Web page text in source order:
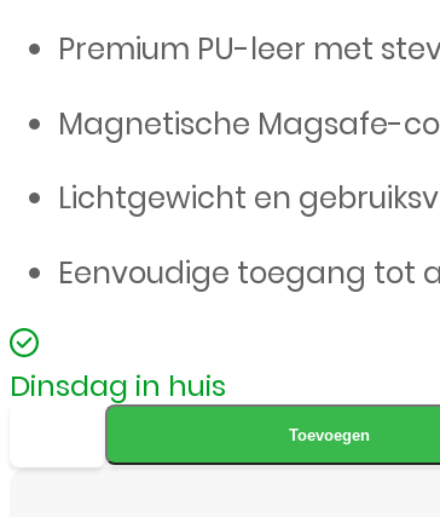
Premium PU-leer met
Magnetische Magsafe-
Lichtgewicht en
Eenvoudige toegang tot
Dinsdag in huis
Leatherlook
Magnetic
Toevoegen